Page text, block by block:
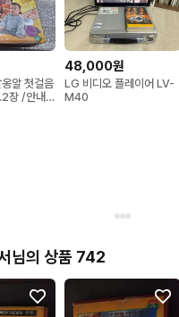
걸음
2장 /안내장
48,000원
LG 비디오 플레이어 LV-
M40
님의 상품 742